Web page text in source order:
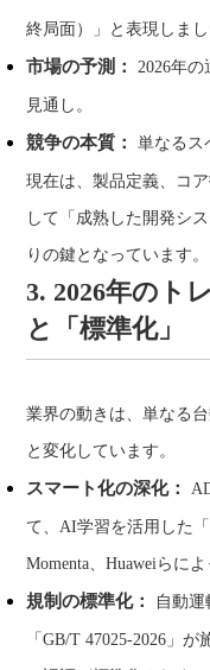
終局面）」と表現しまし
市場の予測：
2026年
見通し。
競争の本質：
単なるス
現在は、製品定義、コ
して「成熟した開発シ
りの鍵となっています。
3. 2026年のト
と「標準化」
業界の動きは、単なる
と変化しています。
スマート化の深化：
て、AI学習を活用した
Momenta、Huaweiらに
規制の標準化：
自動
「GB/T 47025-2026」